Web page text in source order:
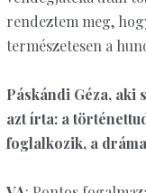
rendeztem meg,
természetesen a
Páskándi Géza, aki
azt írta: a
foglalkozik, a